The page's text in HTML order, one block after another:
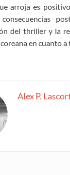
arroja es
del thriller y la
en cuanto
Alex P.